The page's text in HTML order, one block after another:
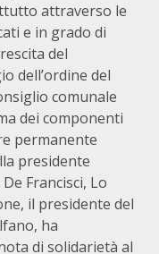
attraverso le
e in grado di
del
dell’ordine del
comunale
dei componenti
permanente
presidente
Francisci, Lo
il presidente del
ha
di solidarietà al